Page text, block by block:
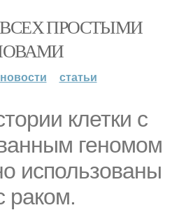
ПРОСТЫМИ
новости статьи
клетки с
геномом
использованы
раком.